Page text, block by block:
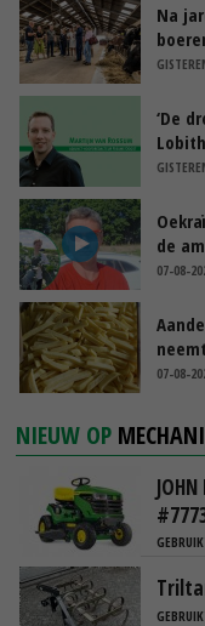
Na
‘De
de
07-08-
07-08-
NIEUW OP